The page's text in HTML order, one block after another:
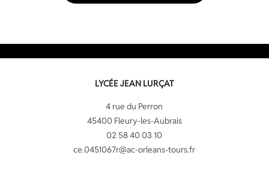
LYCÉE JEAN LURÇAT
4 rue du Perron
45400 Fleury-les-Aubrais
02 58 40 03 10
ce.0451067r@ac-orleans-tours.fr